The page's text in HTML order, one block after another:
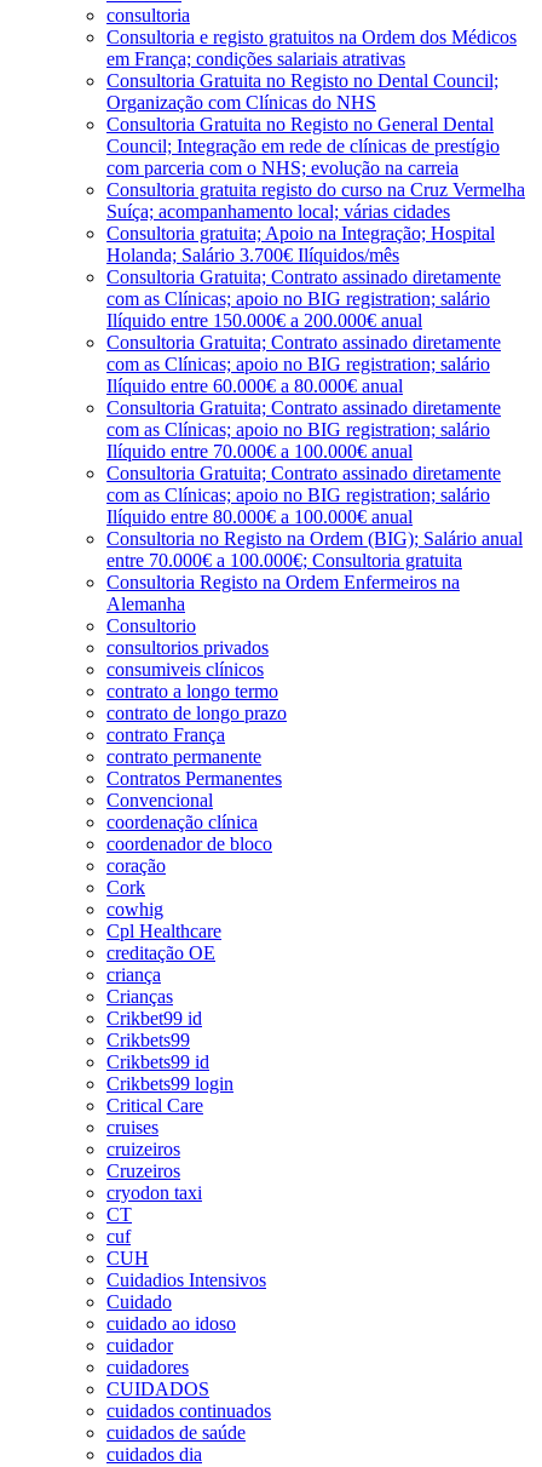
consultoria
Consultoria e registo gratuitos na Ordem dos Médicos
em França; condições salariais atrativas
Consultoria Gratuita no Registo no Dental Council;
Organização com Clínicas do NHS
Consultoria Gratuita no Registo no General Dental
Council; Integração em rede de clínicas de prestígio
com parceria com o NHS; evolução na carreia
Consultoria gratuita registo do curso na Cruz Vermelha
Suíça; acompanhamento local; várias cidades
Consultoria gratuita; Apoio na Integração; Hospital
Holanda; Salário 3.700€ Ilíquidos/mês
Consultoria Gratuita; Contrato assinado diretamente
com as Clínicas; apoio no BIG registration; salário
Ilíquido entre 150.000€ a 200.000€ anual
Consultoria Gratuita; Contrato assinado diretamente
com as Clínicas; apoio no BIG registration; salário
Ilíquido entre 60.000€ a 80.000€ anual
Consultoria Gratuita; Contrato assinado diretamente
com as Clínicas; apoio no BIG registration; salário
Ilíquido entre 70.000€ a 100.000€ anual
Consultoria Gratuita; Contrato assinado diretamente
com as Clínicas; apoio no BIG registration; salário
Ilíquido entre 80.000€ a 100.000€ anual
Consultoria no Registo na Ordem (BIG); Salário anual
entre 70.000€ a 100.000€; Consultoria gratuita
Consultoria Registo na Ordem Enfermeiros na
Alemanha
Consultorio
consultorios privados
consumiveis clínicos
contrato a longo termo
contrato de longo prazo
contrato França
contrato permanente
Contratos Permanentes
Convencional
coordenação clínica
coordenador de bloco
coração
Cork
cowhig
Cpl Healthcare
creditação OE
criança
Crianças
Crikbet99 id
Crikbets99
Crikbets99 id
Crikbets99 login
Critical Care
cruises
cruizeiros
Cruzeiros
cryodon taxi
CT
cuf
CUH
Cuidadios Intensivos
Cuidado
cuidado ao idoso
cuidador
cuidadores
CUIDADOS
cuidados continuados
cuidados de saúde
cuidados dia